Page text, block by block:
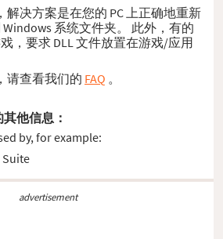
决方案是在您的 PC 上正确地重新
系统文件夹。 此外，有的
，要求 DLL 文件放置在游戏/应用
请查看我们的 FAQ 。
他信息：
by, for example:
Suite
advertisement